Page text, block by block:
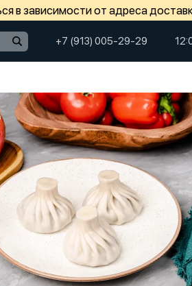
в зависимости от адреса
+7 (913) 005-29-29